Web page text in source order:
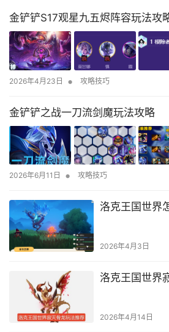
金铲铲S17观星九五烬阵容玩法攻
2026年4月23日 • 攻略技巧
金铲铲之战一刀流剑魔玩法攻略
2026年6月11日 • 攻略技巧
洛克王国世界
2026年4月3日
洛克王国世界
2026年4月14日